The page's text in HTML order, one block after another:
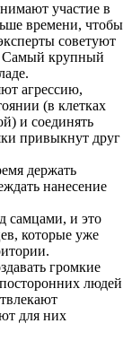
участие в
времени, чтобы
советуют
Самый крупный
агрессию,
(в клетках
и соединять
привыкнут друг
держать
нанесение
самцами, и это
которые уже
громкие
людей
для них